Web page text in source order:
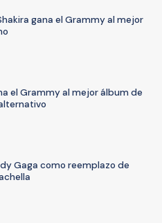
gana el Grammy al mejor
el Grammy al mejor álbum de
Gaga como reemplazo de